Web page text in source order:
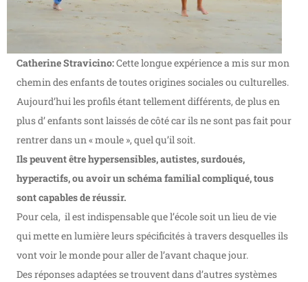
Catherine Stravicino:​Cette longue expérience a mis sur mon
chemin des enfants de toutes origines sociales ou culturel​le​s.
Aujourd’hui les profils étant tellement différents, de plus en
plus d’ enfants sont laissés de côté car ils ne sont pas fait pour
rentrer dans un « moule », quel qu’il soit.
Ils peuvent être hypersensibles, autistes, surdoués,
hyperactifs, ou avoir un schéma familial compliqué, tous
sont capables de réussir.
Pour cela, il est indispensable que l’école soit un lieu de vie
qui mette en lumière leurs spécificités à travers desquelles ils
vont voir le monde pour aller de l’avant chaque jour.
Des réponses adaptées se trouvent dans d’autres systèmes